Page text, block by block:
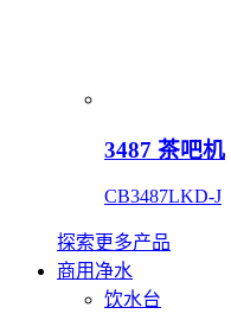
3487 茶吧机
CB3487LKD-J
探索更多产品
商用净水
饮水台